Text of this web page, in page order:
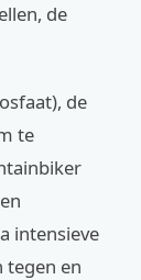
de
de
te
intensieve
tegen en